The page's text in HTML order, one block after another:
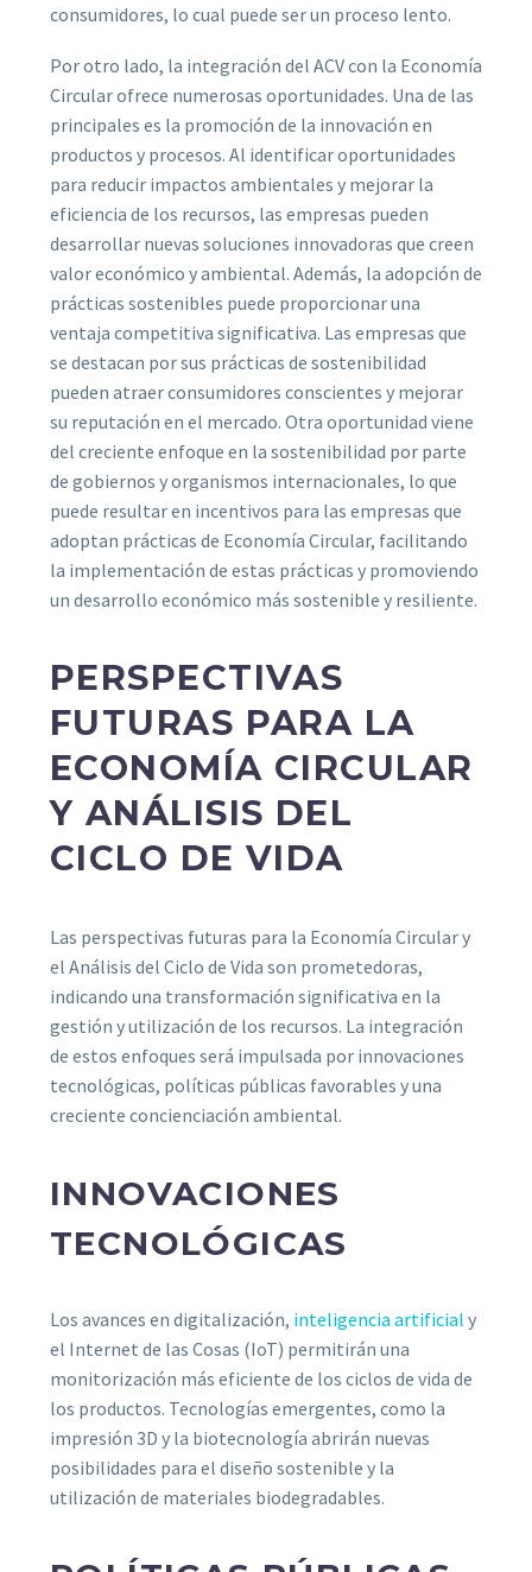
consumidores, lo cual puede ser un proceso lento.
Por otro lado, la integración del ACV con la Economía
Circular ofrece numerosas oportunidades. Una de las
principales es la promoción de la innovación en
productos y procesos. Al identificar oportunidades
para reducir impactos ambientales y mejorar la
eficiencia de los recursos, las empresas pueden
desarrollar nuevas soluciones innovadoras que creen
valor económico y ambiental. Además, la adopción de
prácticas sostenibles puede proporcionar una
ventaja competitiva significativa. Las empresas que
se destacan por sus prácticas de sostenibilidad
pueden atraer consumidores conscientes y mejorar
su reputación en el mercado. Otra oportunidad viene
del creciente enfoque en la sostenibilidad por parte
de gobiernos y organismos internacionales, lo que
puede resultar en incentivos para las empresas que
adoptan prácticas de Economía Circular, facilitando
la implementación de estas prácticas y promoviendo
un desarrollo económico más sostenible y resiliente.
PERSPECTIVAS
FUTURAS PARA LA
ECONOMÍA CIRCULAR
Y ANÁLISIS DEL
CICLO DE VIDA
Las perspectivas futuras para la Economía Circular y
el Análisis del Ciclo de Vida son prometedoras,
indicando una transformación significativa en la
gestión y utilización de los recursos. La integración
de estos enfoques será impulsada por innovaciones
tecnológicas, políticas públicas favorables y una
creciente concienciación ambiental.
INNOVACIONES
TECNOLÓGICAS
Los avances en digitalización, inteligencia artificial y
el Internet de las Cosas (IoT) permitirán una
monitorización más eficiente de los ciclos de vida de
los productos. Tecnologías emergentes, como la
impresión 3D y la biotecnología abrirán nuevas
posibilidades para el diseño sostenible y la
utilización de materiales biodegradables.